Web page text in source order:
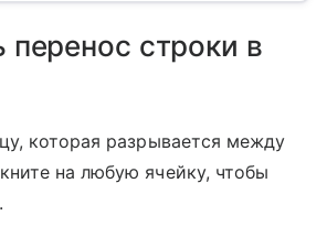
перенос строки в
которая разрывается между
на любую ячейку, чтобы